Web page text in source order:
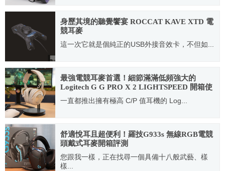
2022.07.07
身歷其境的聽覺饗宴 ROCCAT KAVE XTD 電
競耳麥
這一次它就是個純正的USB外接音效卡，不但如...
2014.04.02
最強電競耳麥首選！細節滿滿低頻強大的
Logitech G G PRO X 2 LIGHTSPEED 開箱使
用分享
一直都推出擁有極高 C/P 值耳機的 Log...
2023.08.17
舒適悅耳且超便利！羅技G933s 無線RGB電競
頭戴式耳麥開箱評測
您跟我一樣，正在找尋一個具備十八般武藝、樣
樣...